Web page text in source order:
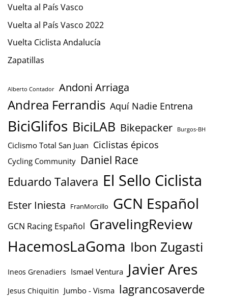
Vuelta al País Vasco
Vuelta al País Vasco 2022
Vuelta Ciclista Andalucía
Zapatillas
Alberto Contador Andoni Arriaga
Andrea Ferrandis Aquí Nadie Entrena
BiciGlifos BiciLAB Bikepacker Burgos-BH
Ciclismo Total San Juan Ciclistas épicos
Cycling Community Daniel Race
Eduardo Talavera El Sello Ciclista
Ester Iniesta FranMorcillo GCN Español
GCN Racing Español GravelingReview
HacemosLaGoma Ibon Zugasti
Ineos Grenadiers Ismael Ventura Javier Ares
Jesus Chiquitin Jumbo - Visma lagrancosaverde